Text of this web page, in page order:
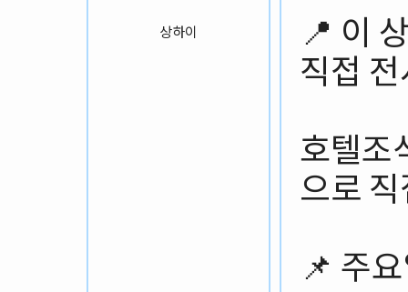
상하이 📍 이
직접
호텔조
으로
📌 주